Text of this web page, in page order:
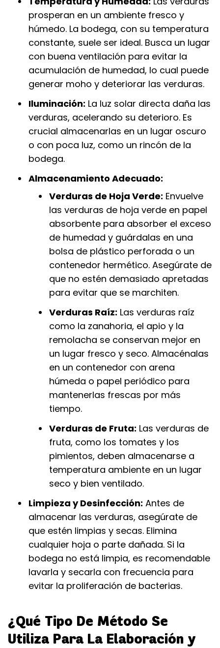
prosperan en un ambiente fresco y
húmedo. La bodega, con su temperatura
constante, suele ser ideal. Busca un lugar
con buena ventilación para evitar la
acumulación de humedad, lo cual puede
generar moho y deteriorar las verduras.
Iluminación: La luz solar directa daña las
verduras, acelerando su deterioro. Es
crucial almacenarlas en un lugar oscuro
o con poca luz, como un rincón de la
bodega.
Almacenamiento Adecuado:
Verduras de Hoja Verde: Envuelve
las verduras de hoja verde en papel
absorbente para absorber el exceso
de humedad y guárdalas en una
bolsa de plástico perforada o un
contenedor hermético. Asegúrate de
que no estén demasiado apretadas
para evitar que se marchiten.
Verduras Raíz: Las verduras raíz
como la zanahoria, el apio y la
remolacha se conservan mejor en
un lugar fresco y seco. Almacénalas
en un contenedor con arena
húmeda o papel periódico para
mantenerlas frescas por más
tiempo.
Verduras de Fruta: Las verduras de
fruta, como los tomates y los
pimientos, deben almacenarse a
temperatura ambiente en un lugar
seco y bien ventilado.
Limpieza y Desinfección: Antes de
almacenar las verduras, asegúrate de
que estén limpias y secas. Elimina
cualquier hoja o parte dañada. Si la
bodega no está limpia, es recomendable
lavarla y secarla con frecuencia para
evitar la proliferación de bacterias.
¿Qué Tipo De Método Se
Utiliza Para La Elaboración y